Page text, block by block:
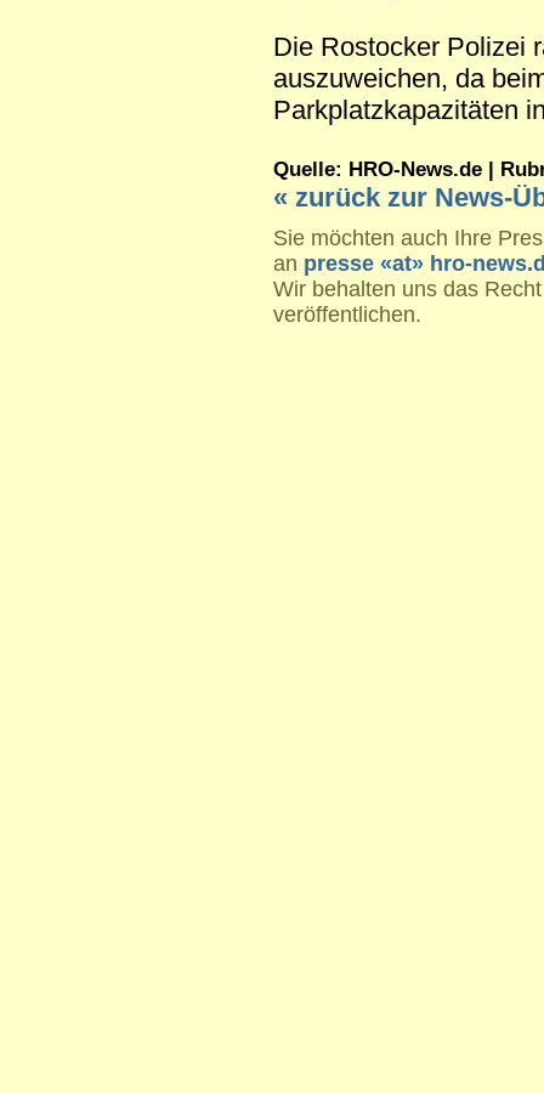
Die Rostocker Polizei
auszuweichen, da
Parkplatzkapazitäten
Quelle: HRO-News.de |
« zurück zur News-
Sie möchten auch Ihre
an presse «at» hro-
Wir behalten uns das
veröffentlichen.